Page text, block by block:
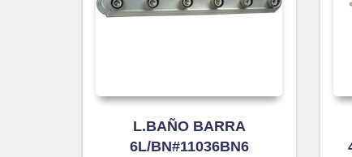
L.BAÑO BARRA
6L/BN#11036BN6